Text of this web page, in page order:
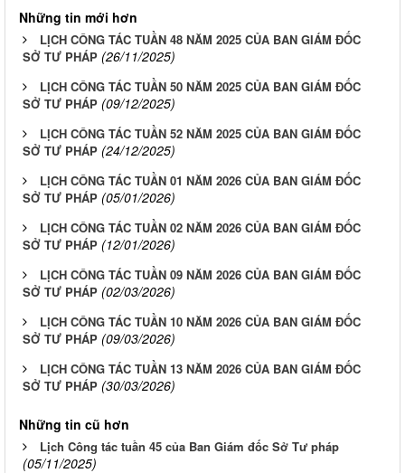
Những tin mới hơn
LỊCH CÔNG TÁC TUẦN 48 NĂM 2025 CỦA BAN GIÁM ĐỐC
SỞ TƯ PHÁP (26/11/2025)
LỊCH CÔNG TÁC TUẦN 50 NĂM 2025 CỦA BAN GIÁM ĐỐC
SỞ TƯ PHÁP (09/12/2025)
LỊCH CÔNG TÁC TUẦN 52 NĂM 2025 CỦA BAN GIÁM ĐỐC
SỞ TƯ PHÁP (24/12/2025)
LỊCH CÔNG TÁC TUẦN 01 NĂM 2026 CỦA BAN GIÁM ĐỐC
SỞ TƯ PHÁP (05/01/2026)
LỊCH CÔNG TÁC TUẦN 02 NĂM 2026 CỦA BAN GIÁM ĐỐC
SỞ TƯ PHÁP (12/01/2026)
LỊCH CÔNG TÁC TUẦN 09 NĂM 2026 CỦA BAN GIÁM ĐỐC
SỞ TƯ PHÁP (02/03/2026)
LỊCH CÔNG TÁC TUẦN 10 NĂM 2026 CỦA BAN GIÁM ĐỐC
SỞ TƯ PHÁP (09/03/2026)
LỊCH CÔNG TÁC TUẦN 13 NĂM 2026 CỦA BAN GIÁM ĐỐC
SỞ TƯ PHÁP (30/03/2026)
Những tin cũ hơn
Lịch Công tác tuần 45 của Ban Giám đốc Sở Tư pháp
(05/11/2025)